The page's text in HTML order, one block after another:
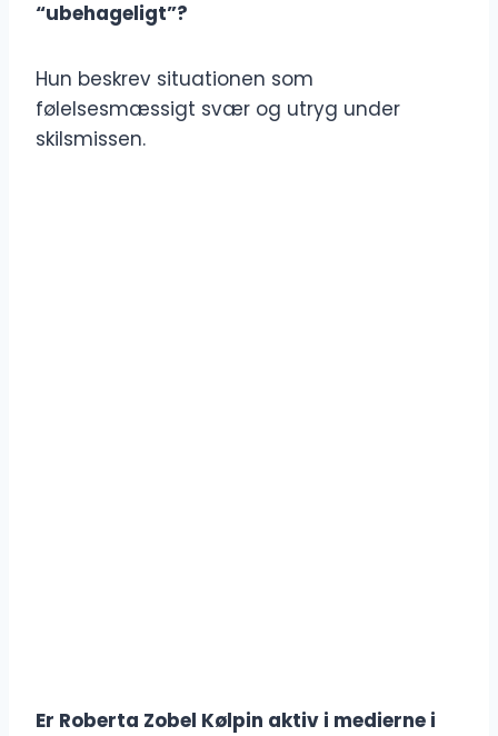
“ubehageligt”?
Hun beskrev situationen som
følelsesmæssigt svær og utryg under
skilsmissen.
Er Roberta Zobel Kølpin aktiv i medierne i